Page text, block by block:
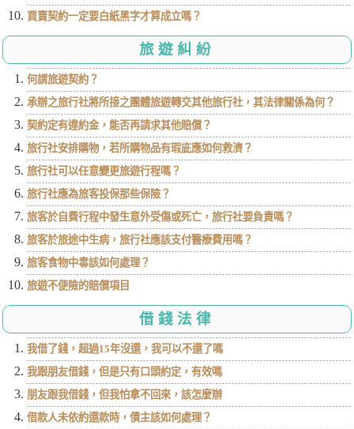
買賣契約一定要白紙黑字才算成立嗎？
旅遊糾紛
何謂旅遊契約？
承辦之旅行社將所接之團體旅遊轉交其他旅行社，其法律關係為何？
契約定有違約金，能否再請求其他賠償？
旅行社安排購物，若所購物品有瑕庛應如何救濟？
旅行社可以任意變更旅遊行程嗎？
旅行社應為旅客投保那些保險？
旅客於自費行程中發生意外受傷或死亡，旅行社要負責嗎？
旅客於旅途中生病，旅行社應該支付醫療費用嗎？
旅客食物中毒該如何處理？
旅遊不便險的賠償項目
借錢法律
我借了錢，超過15年沒還，我可以不還了嗎
我跟朋友借錢，但是只有口頭約定，有效嗎
朋友跟我借錢，但我怕拿不回來，該怎麼辦
借款人未依約還款時，債主該如何處理？